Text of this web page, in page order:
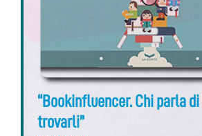
“Bookinfluencer. Chi parla
trovarli”